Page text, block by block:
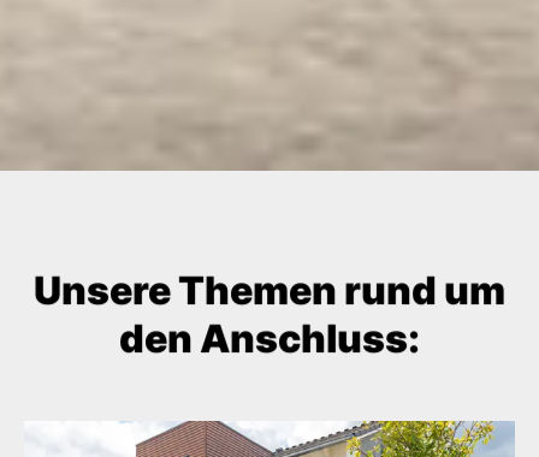
Unsere Themen rund um
den Anschluss: